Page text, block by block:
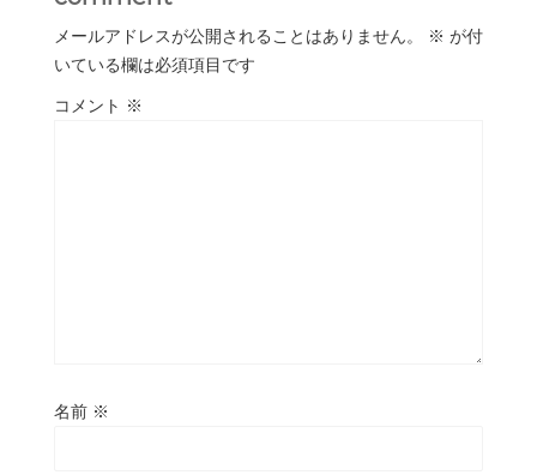
メールアドレスが公開されることはありません。 ※ が付
いている欄は必須項目です
コメント ※
名前 ※